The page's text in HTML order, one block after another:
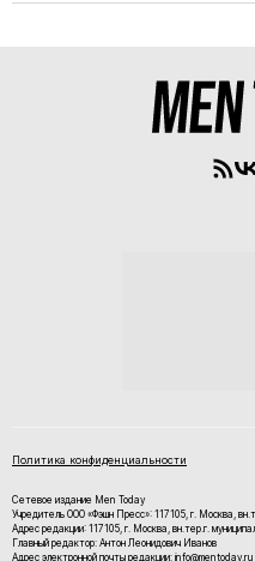
Политика конфиденциальности
Сетевое издание Men Today
Учредитель ООО «Фэшн Пресс»: 117105, г. Москва,
Адрес редакции: 117105, г. Москва, вн.тер.г.
Главный редактор: Антон Леонидович Иванов
Адрес электронной почты редакции: info@mentoday.ru